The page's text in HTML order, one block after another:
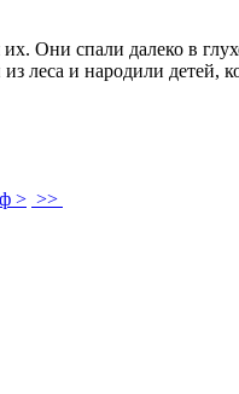
Они спали далеко в
и народили детей,
> >>